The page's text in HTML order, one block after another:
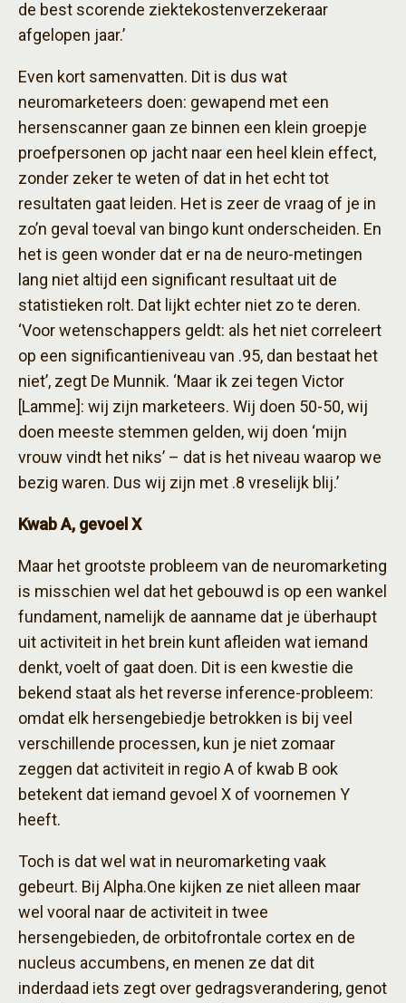
de best scorende ziektekostenverzekeraar
afgelopen jaar.’
Even kort samenvatten. Dit is dus wat
neuromarketeers doen: gewapend met een
hersenscanner gaan ze binnen een klein groepje
proefpersonen op jacht naar een heel klein effect,
zonder zeker te weten of dat in het echt tot
resultaten gaat leiden. Het is zeer de vraag of je in
zo’n geval toeval van bingo kunt onderscheiden. En
het is geen wonder dat er na de neuro-metingen
lang niet altijd een significant resultaat uit de
statistieken rolt. Dat lijkt echter niet zo te deren.
‘Voor wetenschappers geldt: als het niet correleert
op een significantieniveau van .95, dan bestaat het
niet’, zegt De Munnik. ‘Maar ik zei tegen Victor
[Lamme]: wij zijn marketeers. Wij doen 50-50, wij
doen meeste stemmen gelden, wij doen ‘mijn
vrouw vindt het niks’ – dat is het niveau waarop we
bezig waren. Dus wij zijn met .8 vreselijk blij.’
Kwab A, gevoel X
Maar het grootste probleem van de neuromarketing
is misschien wel dat het gebouwd is op een wankel
fundament, namelijk de aanname dat je überhaupt
uit activiteit in het brein kunt afleiden wat iemand
denkt, voelt of gaat doen. Dit is een kwestie die
bekend staat als het reverse inference-probleem:
omdat elk hersengebiedje betrokken is bij veel
verschillende processen, kun je niet zomaar
zeggen dat activiteit in regio A of kwab B ook
betekent dat iemand gevoel X of voornemen Y
heeft.
Toch is dat wel wat in neuromarketing vaak
gebeurt. Bij Alpha.One kijken ze niet alleen maar
wel vooral naar de activiteit in twee
hersengebieden, de orbitofrontale cortex en de
nucleus accumbens, en menen ze dat dit
inderdaad iets zegt over gedragsverandering, genot